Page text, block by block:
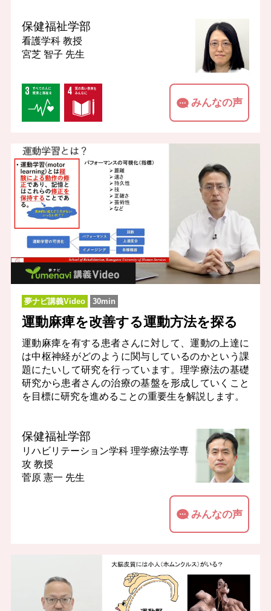
保健福祉学部
看護学科 教授
宮芝 智子 先生
みんなの声
夢ナビ講義Video 30min
運動麻痺を改善する運動方法を探る
運動麻痺を有する患者さんに対して、運動の上達に
は中枢神経がどのように関与しているのかという課
題にたいして研究を行っています。理学療法の基礎
研究から患者さんの治療の基盤を形成していくこと
を目標に研究を進めることの重要生を解説します。
保健福祉学部
リハビリテーション学科 理学療法学専
攻 教授
菅原 憲一 先生
みんなの声